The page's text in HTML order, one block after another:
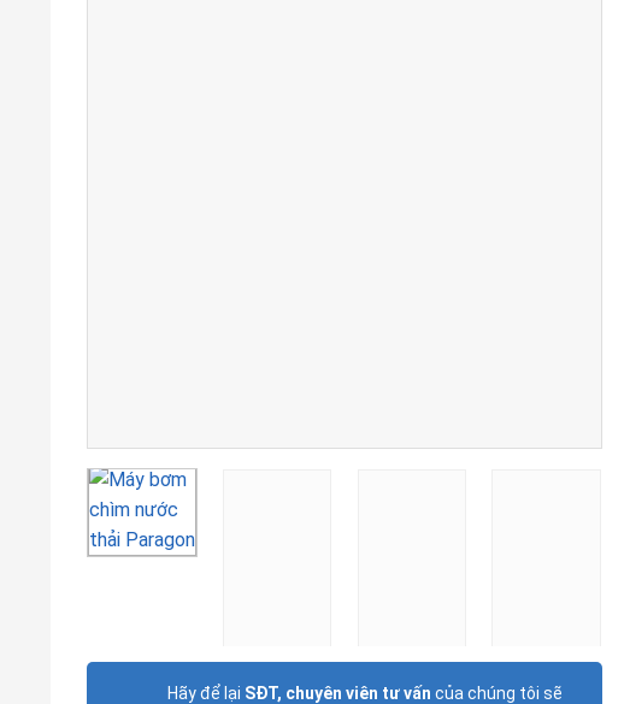
Hãy để lại SĐT, chuyên viên tư vấn của chúng tôi sẽ